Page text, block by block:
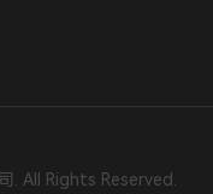
All Rights Reserved.